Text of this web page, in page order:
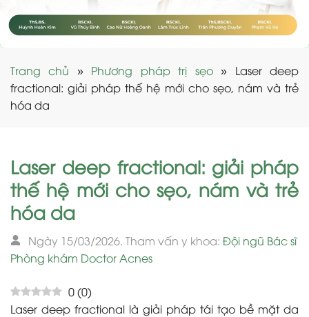
Trang chủ » Phương pháp trị sẹo» Laser deep
fractional: giải pháp thế hệ mới cho sẹo, nám và trẻ
hóa da
Laser deep fractional: giải pháp
thế hệ mới cho sẹo, nám và trẻ
hóa da
Ngày 15/03/2026. Tham vấn y khoa: Đội ngũ Bác sĩ
Phòng khám Doctor Acnes
0(0)
Laser deep fractional là giải pháp tái tạo bề mặt da